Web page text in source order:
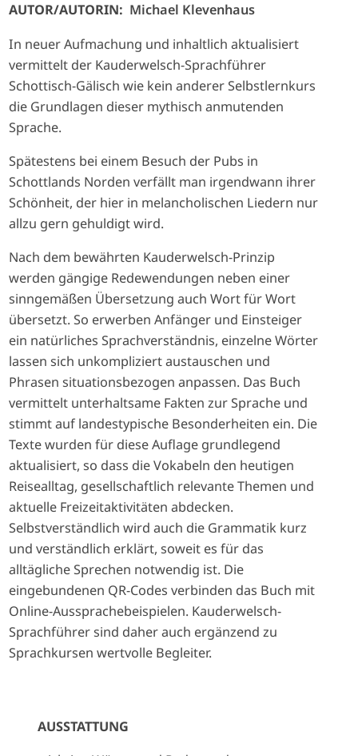
AUTOR/AUTORIN: Michael Klevenhaus
In neuer Aufmachung und inhaltlich aktualisiert
vermittelt der Kauderwelsch-Sprachführer
Schottisch-Gälisch wie kein anderer Selbstlernkurs
die Grundlagen dieser mythisch anmutenden
Sprache.
Spätestens bei einem Besuch der Pubs in
Schottlands Norden verfällt man irgendwann ihrer
Schönheit, der hier in melancholischen Liedern nur
allzu gern gehuldigt wird.
Nach dem bewährten Kauderwelsch-Prinzip
werden gängige Redewendungen neben einer
sinngemäßen Übersetzung auch Wort für Wort
übersetzt. So erwerben Anfänger und Einsteiger
ein natürliches Sprachverständnis, einzelne Wörter
lassen sich unkompliziert austauschen und
Phrasen situationsbezogen anpassen. Das Buch
vermittelt unterhaltsame Fakten zur Sprache und
stimmt auf landestypische Besonderheiten ein. Die
Texte wurden für diese Auflage grundlegend
aktualisiert, so dass die Vokabeln den heutigen
Reisealltag, gesellschaftlich relevante Themen und
aktuelle Freizeitaktivitäten abdecken.
Selbstverständlich wird auch die Grammatik kurz
und verständlich erklärt, soweit es für das
alltägliche Sprechen notwendig ist. Die
eingebundenen QR-Codes verbinden das Buch mit
Online-Aussprachebeispielen. Kauderwelsch-
Sprachführer sind daher auch ergänzend zu
Sprachkursen wertvolle Begleiter.
AUSSTATTUNG